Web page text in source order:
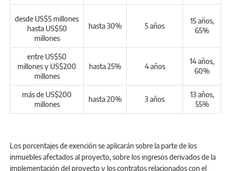
desde US$5 millones
hasta US$50
millones
hasta 30% 5 años
15 años,
65%
entre US$50
millones y US$200
millones
hasta 25% 4 años
14 años,
60%
más de US$200
millones
hasta 20% 3 años
13 años,
55%
Los porcentajes de exención se aplicarán sobre la parte de los
inmuebles afectados al proyecto, sobre los ingresos derivados de la
implementación del proyecto y los contratos relacionados con el